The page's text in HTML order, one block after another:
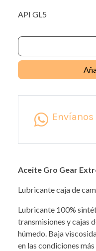
API GL5
Aceite Gro Gear
Lubricante caja de
Lubricante 100%
transmisiones y cajas
húmedo. Baja
en las condiciones